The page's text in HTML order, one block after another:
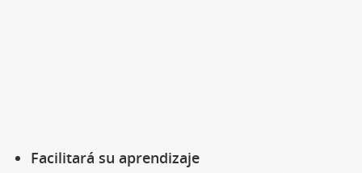
Facilitará su aprendizaje